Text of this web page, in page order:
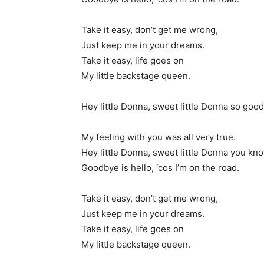
Take it easy, don’t get me wrong,
Just keep me in your dreams.
Take it easy, life goes on
My little backstage queen.
Hey little Donna, sweet little Donna so good
My feeling with you was all very true.
Hey little Donna, sweet little Donna you
Goodbye is hello, ‘cos I’m on the road.
Take it easy, don’t get me wrong,
Just keep me in your dreams.
Take it easy, life goes on
My little backstage queen.